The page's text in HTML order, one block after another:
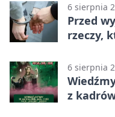
6 sierpnia
Przed
rzeczy,
6 sierpnia
z